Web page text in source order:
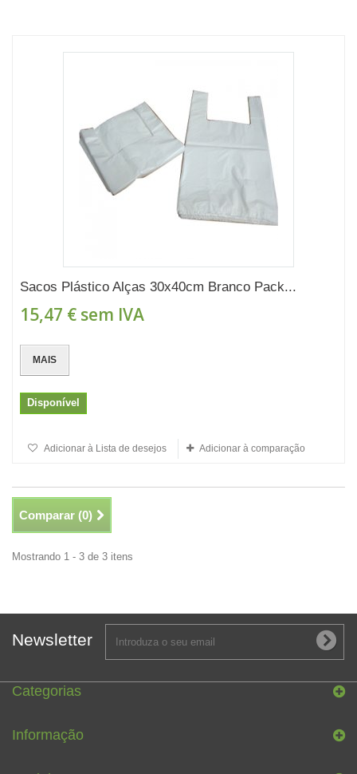
Sacos Plástico Alças 30x40cm Branco Pack...
15,47 € sem IVA
MAIS
Disponível
Adicionar à Lista de desejos Adicionar à comparação
Comparar (0)
Mostrando 1 - 3 de 3 itens
Newsletter
Categorias
Informação